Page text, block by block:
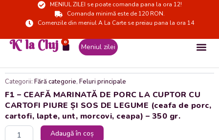
MENIUL ZILEI se poate comanda pana la ora 12!
Comanda minimă este de 120 RON.
Comenzile din meniul A La Carte se preiau pana la ora 14
K' la Cluj 0
Cart Meniul zilei
Categorii: Fără categorie, Feluri principale
F1 – CEAFĂ MARINATĂ DE PORC LA CUPTOR CU
CARTOFI PIURE ȘI SOS DE LEGUME (ceafa de porc,
cartofi, lapte, unt, morcovi, ceapa) – 350 gr.
Cantitate
Adaugă în coș